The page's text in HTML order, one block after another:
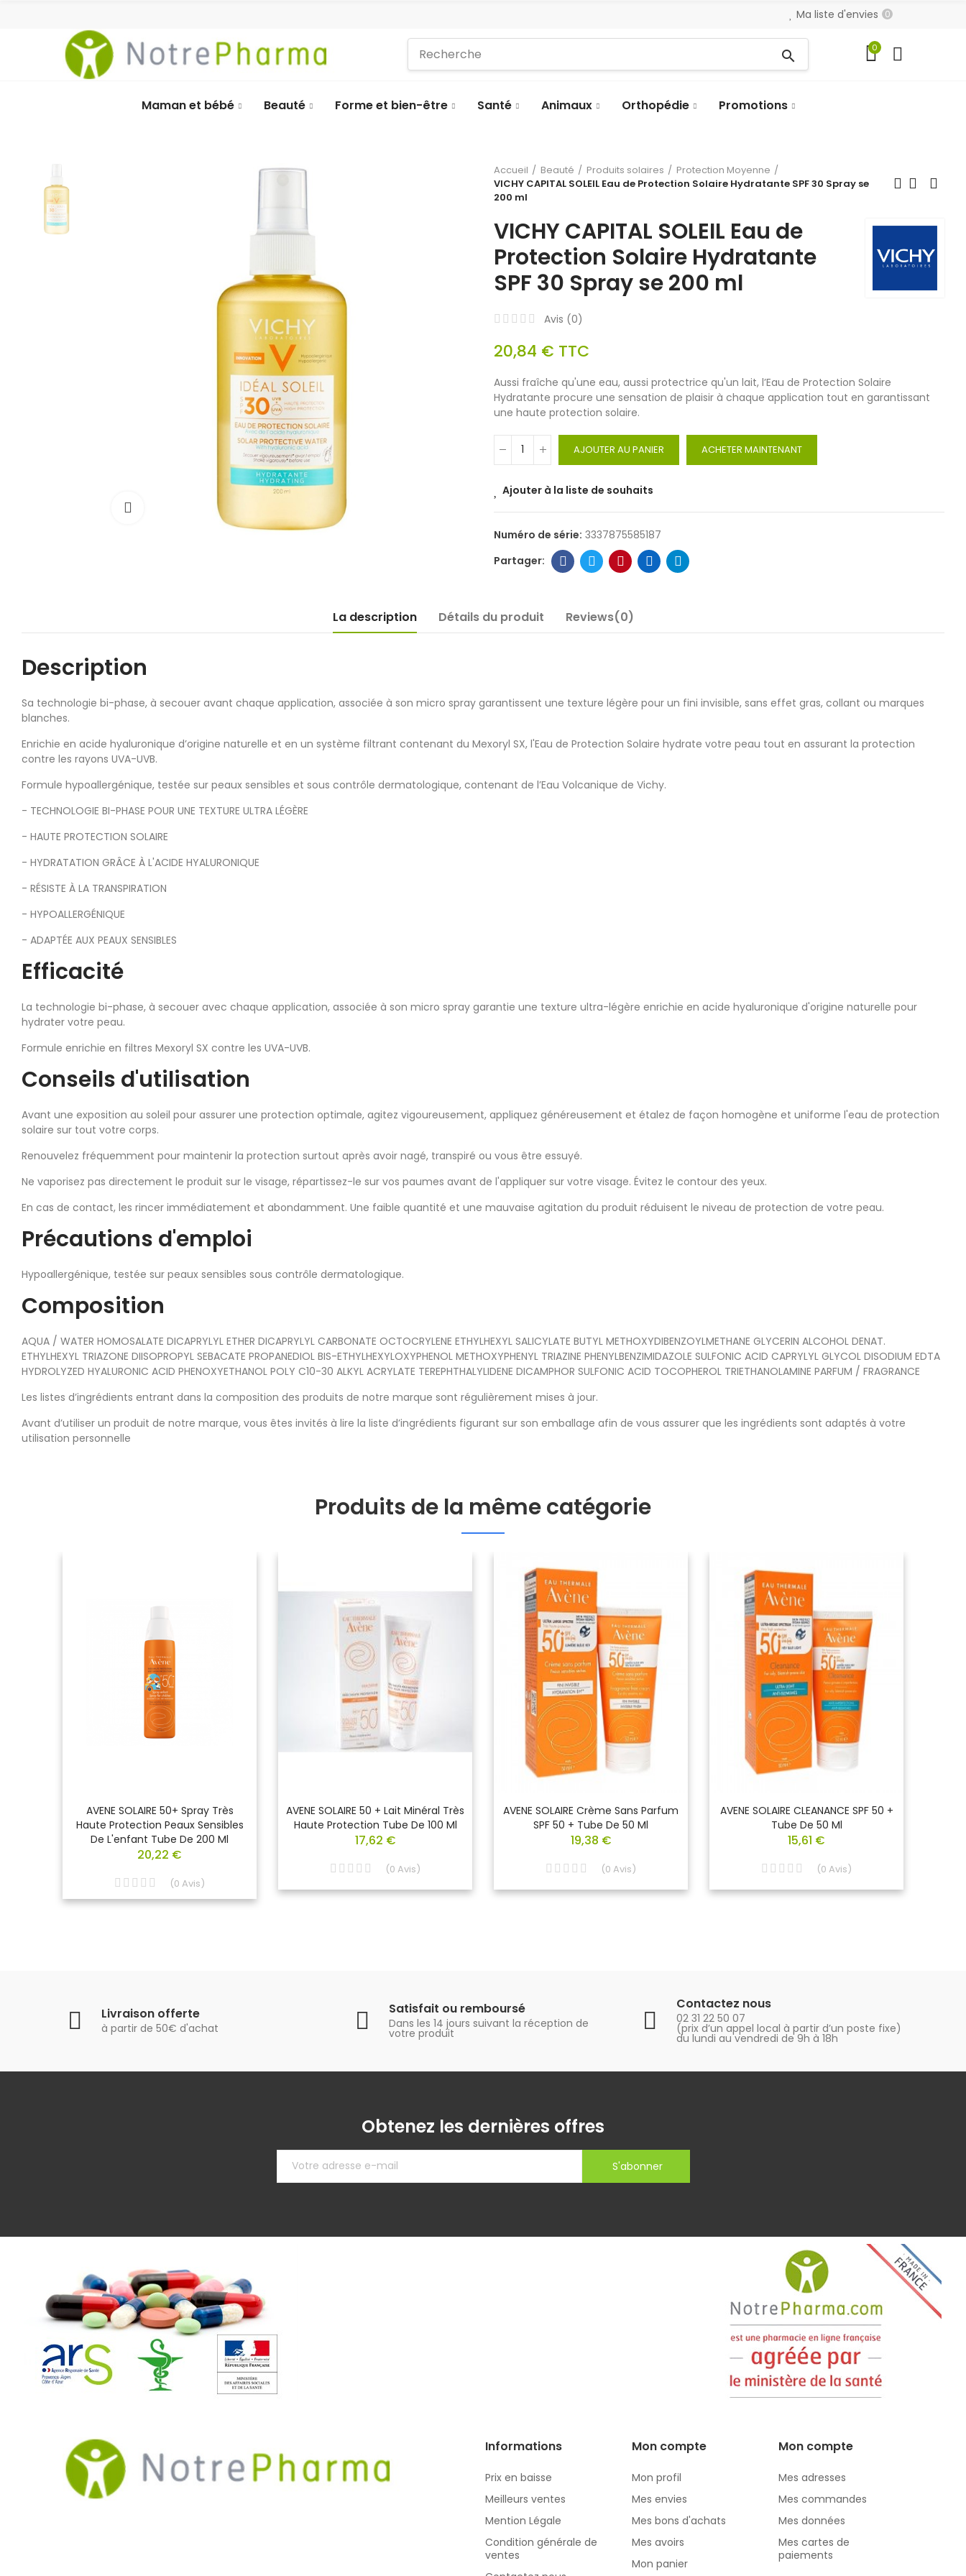
Ma liste d'envies 0
search 0
Maman et bébé Beauté Forme et bien-être Santé Animaux Orthopédie Promotions
Cliquez pour agrandir
Accueil Beauté Produits solaires
Protection Moyenne
VICHY CAPITAL SOLEIL Eau de Protection Solaire Hydratante SPF 30 Spray se
200 ml
VICHY CAPITAL SOLEIL Eau de
Protection Solaire Hydratante
SPF 30 Spray se 200 ml
Avis (0)
20,84 € TTC
Aussi fraîche qu'une eau, aussi protectrice qu'un lait, l’Eau de Protection Solaire
Hydratante procure une sensation de plaisir à chaque application tout en garantissant
une haute protection solaire.
AJOUTER AU PANIER ACHETER MAINTENANT
Ajouter à la liste de souhaits
Numéro de série: 3337875585187
La description Détails du produit Reviews(0)
Description
Sa technologie bi-phase, à secouer avant chaque application, associée à son micro spray garantissent une texture légère pour un fini invisible, sans effet gras, collant ou marques
blanches.
Enrichie en acide hyaluronique d’origine naturelle et en un système filtrant contenant du Mexoryl SX, l'Eau de Protection Solaire hydrate votre peau tout en assurant la protection
contre les rayons UVA-UVB.
Formule hypoallergénique, testée sur peaux sensibles et sous contrôle dermatologique, contenant de l’Eau Volcanique de Vichy.
- TECHNOLOGIE BI-PHASE POUR UNE TEXTURE ULTRA LÉGÈRE
- HAUTE PROTECTION SOLAIRE
- HYDRATATION GRÂCE À L'ACIDE HYALURONIQUE
- RÉSISTE À LA TRANSPIRATION
- HYPOALLERGÉNIQUE
- ADAPTÉE AUX PEAUX SENSIBLES
Efficacité
La technologie bi-phase, à secouer avec chaque application, associée à son micro spray garantie une texture ultra-légère enrichie en acide hyaluronique d'origine naturelle pour
hydrater votre peau.
Formule enrichie en filtres Mexoryl SX contre les UVA-UVB.
Conseils d'utilisation
Avant une exposition au soleil pour assurer une protection optimale, agitez vigoureusement, appliquez généreusement et étalez de façon homogène et uniforme l'eau de protection
solaire sur tout votre corps.
Renouvelez fréquemment pour maintenir la protection surtout après avoir nagé, transpiré ou vous être essuyé.
Ne vaporisez pas directement le produit sur le visage, répartissez-le sur vos paumes avant de l'appliquer sur votre visage. Évitez le contour des yeux.
En cas de contact, les rincer immédiatement et abondamment. Une faible quantité et une mauvaise agitation du produit réduisent le niveau de protection de votre peau.
Précautions d'emploi
Hypoallergénique, testée sur peaux sensibles sous contrôle dermatologique.
Composition
AQUA / WATER HOMOSALATE DICAPRYLYL ETHER DICAPRYLYL CARBONATE OCTOCRYLENE ETHYLHEXYL SALICYLATE BUTYL METHOXYDIBENZOYLMETHANE GLYCERIN ALCOHOL DENAT.
ETHYLHEXYL TRIAZONE DIISOPROPYL SEBACATE PROPANEDIOL BIS-ETHYLHEXYLOXYPHENOL METHOXYPHENYL TRIAZINE PHENYLBENZIMIDAZOLE SULFONIC ACID CAPRYLYL GLYCOL DISODIUM EDTA
HYDROLYZED HYALURONIC ACID PHENOXYETHANOL POLY C10-30 ALKYL ACRYLATE TEREPHTHALYLIDENE DICAMPHOR SULFONIC ACID TOCOPHEROL TRIETHANOLAMINE PARFUM / FRAGRANCE
Les listes d’ingrédients entrant dans la composition des produits de notre marque sont régulièrement mises à jour.
Avant d’utiliser un produit de notre marque, vous êtes invités à lire la liste d’ingrédients figurant sur son emballage afin de vous assurer que les ingrédients sont adaptés à votre
utilisation personnelle
Produits de la même catégorie
AVENE SOLAIRE 50+ Spray Très
Haute Protection Peaux Sensibles
De L'enfant Tube De 200 Ml
20,22 €
(0 Avis)
AVENE SOLAIRE 50 + Lait Minéral Très
Haute Protection Tube De 100 Ml
17,62 €
(0 Avis)
AVENE SOLAIRE Crème Sans Parfum
SPF 50 + Tube De 50 Ml
19,38 €
(0 Avis)
AVENE SOLAIRE CLEANANCE SPF 50 +
Tube De 50 Ml
15,61 €
(0 Avis)
Livraison offerte
à partir de 50€ d'achat
Satisfait ou remboursé
Dans les 14 jours suivant la réception de
votre produit
Contactez nous
02 31 22 50 07
(prix d’un appel local à partir d’un poste fixe)
du lundi au vendredi de 9h à 18h
Obtenez les dernières offres
S'abonner
Informations
Prix en baisse
Meilleurs ventes
Mention Légale
Condition générale de
ventes
Mon compte
Mon profil
Mes envies
Mes bons d'achats
Mes avoirs
Mon panier
Mon compte
Mes adresses
Mes commandes
Mes données
Mes cartes de
paiements